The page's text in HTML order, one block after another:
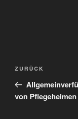
Vorheriger
Beitrag
ZURÜCK
von Pflegeheimen